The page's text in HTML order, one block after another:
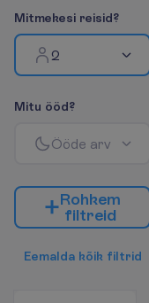
Mitmekesi reisid?
2
Mitu ööd?
Ööde arv
Rohkem
filtreid
Eemalda kõik filtrid